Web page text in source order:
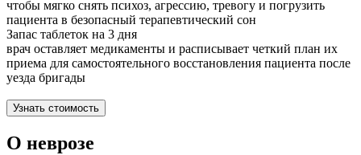
чтобы мягко снять психоз, агрессию, тревогу и погрузить
пациента в безопасный терапевтический сон
Запас таблеток на 3 дня
врач оставляет медикаменты и расписывает четкий план их
приема для самостоятельного восстановления пациента после
уезда бригады
Узнать стоимость
О неврозе